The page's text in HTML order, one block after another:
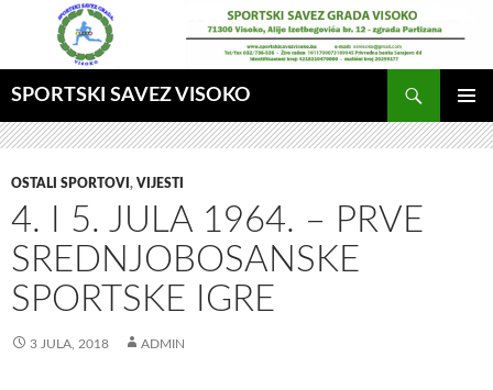
SPORTSKI SAVEZ VISOKO
GLAVNI
MENI
OSTALI SPORTOVI , VIJESTI
4. I 5. JULA 1964. – PRVE
SREDNJOBOSANSKE
SPORTSKE IGRE
3 JULA, 2018 ADMIN